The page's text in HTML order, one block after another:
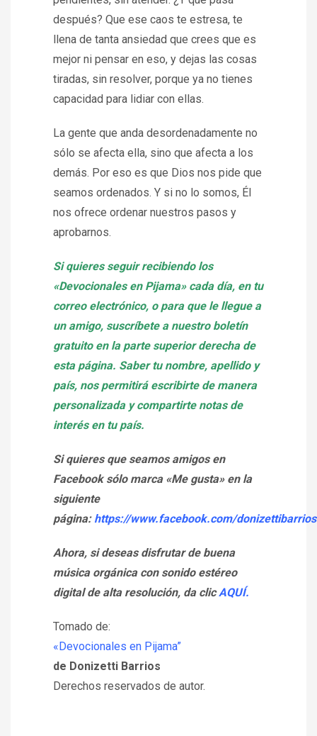
después? Que ese caos te estresa, te
llena de tanta ansiedad que crees que es
mejor ni pensar en eso, y dejas las cosas
tiradas, sin resolver, porque ya no tienes
capacidad para lidiar con ellas.
La gente que anda desordenadamente no
sólo se afecta ella, sino que afecta a los
demás. Por eso es que Dios nos pide que
seamos ordenados. Y si no lo somos, Él
nos ofrece ordenar nuestros pasos y
aprobarnos.
Si quieres seguir recibiendo los
«Devocionales en Pijama» cada día, en tu
correo electrónico, o para que le llegue a
un amigo, suscríbete a nuestro boletín
gratuito en la parte superior derecha de
esta página. Saber tu nombre, apellido y
país, nos permitirá escribirte de manera
personalizada y compartirte notas de
interés en tu país.
Si quieres que seamos amigos en
Facebook sólo marca «Me gusta» en la
siguiente
página: https://www.facebook.com/donizettibarrios
Ahora, si deseas disfrutar de buena
música orgánica con sonido estéreo
digital de alta resolución, da clicAQUÍ.
Tomado de:
«Devocionales en Pijama”
de Donizetti Barrios
Derechos reservados de autor.